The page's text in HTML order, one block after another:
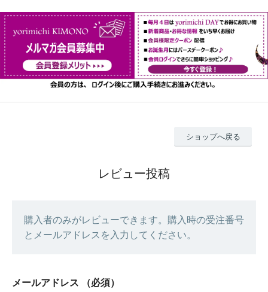
ショップへ戻る
レビュー投稿
購入者のみがレビューできます。購入時の受注番号
とメールアドレスを入力してください。
メールアドレス （必須）